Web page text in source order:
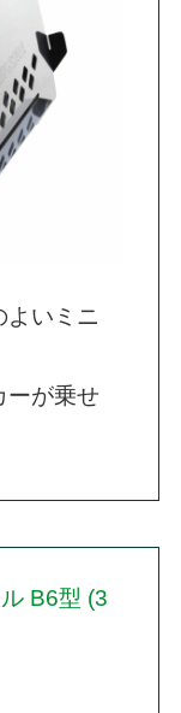
よいミニ
ーが乗せ
B6型 (3